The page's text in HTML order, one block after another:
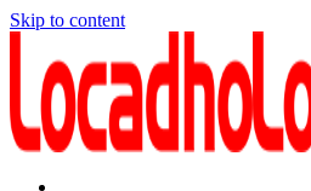
Skip to content